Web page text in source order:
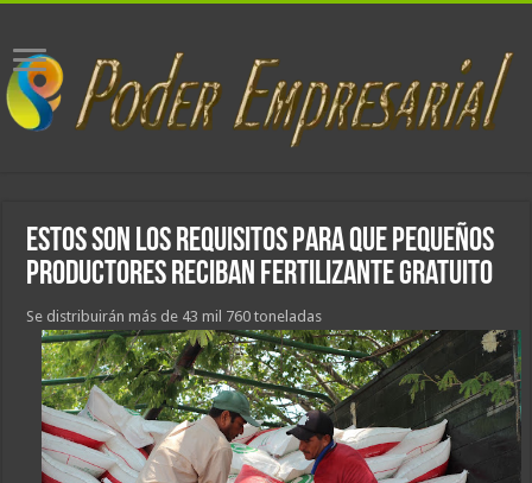
Estos son los requisitos para que pequeños
productores reciban fertilizante gratuito
Se distribuirán más de 43 mil 760 toneladas